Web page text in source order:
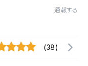
通報する
(38)